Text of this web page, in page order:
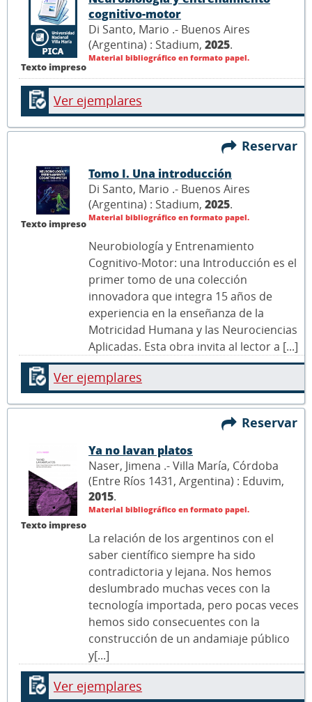
Texto impreso
cognitivo-motor
Di Santo, Mario .- Buenos Aires
(Argentina) : Stadium, 2025.
Material bibliográfico en formato papel.
Ver ejemplares
Reservar
Texto impreso
Tomo I. Una introducción
Di Santo, Mario .- Buenos Aires
(Argentina) : Stadium, 2025.
Material bibliográfico en formato papel.
Neurobiología y Entrenamiento
Cognitivo-Motor: una Introducción es el
primer tomo de una colección
innovadora que integra 15 años de
experiencia en la enseñanza de la
Motricidad Humana y las Neurociencias
Aplicadas. Esta obra invita al lector a [...]
Ver ejemplares
Reservar
Texto impreso
Ya no lavan platos
Naser, Jimena .- Villa María, Córdoba
(Entre Ríos 1431, Argentina) : Eduvim,
2015.
Material bibliográfico en formato papel.
La relación de los argentinos con el
saber científico siempre ha sido
contradictoria y lejana. Nos hemos
deslumbrado muchas veces con la
tecnología importada, pero pocas veces
hemos sido consecuentes con la
construcción de un andamiaje público
y[...]
Ver ejemplares